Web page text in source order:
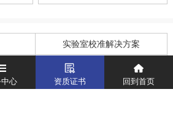
实验室校准解决方案
计量校准实验室
新闻资讯
中心 资质证书 回到首页